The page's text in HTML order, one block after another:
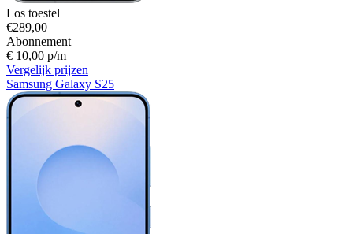
Los toestel
€289,00
Abonnement
€ 10,00 p/m
Vergelijk prijzen
Samsung Galaxy S25